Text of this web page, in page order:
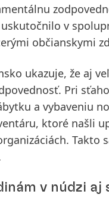
v
občianskymi
ukazuje, že aj
Pri
a vybaveniu
ktoré našli
v núdzi aj